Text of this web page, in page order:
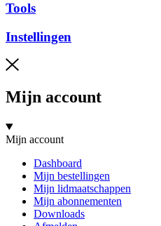
Tools
Instellingen
Mijn account
Mijn account
Dashboard
Mijn bestellingen
Mijn lidmaatschappen
Mijn abonnementen
Downloads